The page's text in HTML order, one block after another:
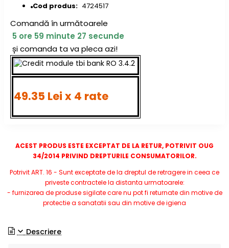
Cod produs: 4724517
Comandă în următoarele
5 ore 59 minute 26 secunde
și comanda ta va pleca azi!
49.35 Lei x 4 rate
ACEST PRODUS ESTE EXCEPTAT DE LA RETUR, POTRIVIT OUG
34/2014 PRIVIND DREPTURILE CONSUMATORILOR.
Potrivit ART. 16 - Sunt exceptate de la dreptul de retragere in ceea ce
priveste contractele la distanta urmatoarele:
- furnizarea de produse sigilate care nu pot fi returnate din motive de
protectie a sanatatii sau din motive de igiena
Descriere